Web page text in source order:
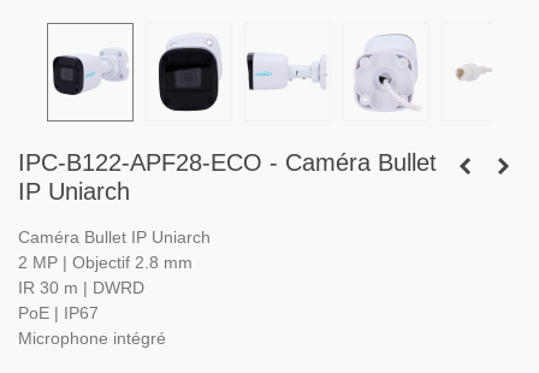
IPC-B122-APF28-ECO - Caméra Bullet
IP Uniarch
Caméra Bullet IP Uniarch
2 MP | Objectif 2.8 mm
IR 30 m | DWRD
PoE | IP67
Microphone intégré